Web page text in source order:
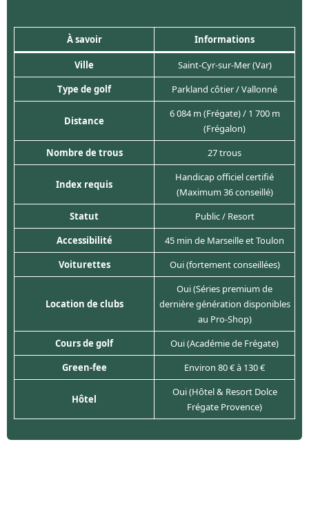
À savoir Informations
Ville
Saint-Cyr-sur-Mer (Var)
Type de golf
Parkland côtier / Vallonné
Distance
6 084 m (Frégate) / 1 700 m
(Frégalon)
Nombre de trous
27 trous
Index requis
Handicap officiel certifié
(Maximum 36 conseillé)
Statut
Public / Resort
Accessibilité
45 min de Marseille et Toulon
Voiturettes
Oui (fortement conseillées)
Location de clubs
Oui (Séries premium de
dernière génération disponibles
au Pro-Shop)
Cours de golf
Oui (Académie de Frégate)
Green-fee
Environ 80 € à 130 €
Hôtel
Oui (Hôtel & Resort Dolce
Frégate Provence)